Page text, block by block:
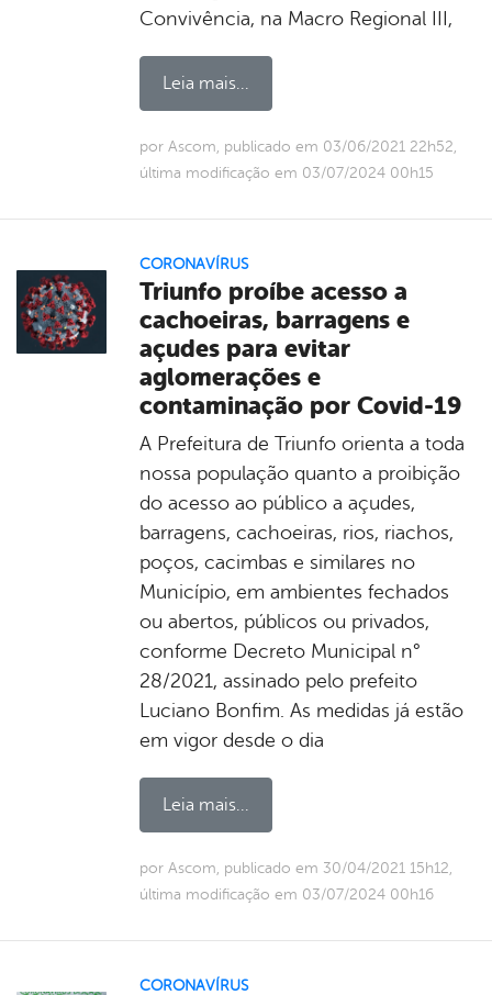
Convivência, na Macro Regional III,
Leia mais...
por Ascom, publicado em 03/06/2021 22h52,
última modificação em 03/07/2024 00h15
CORONAVÍRUS
Triunfo proíbe acesso a
cachoeiras, barragens e
açudes para evitar
aglomerações e
contaminação por Covid-19
A Prefeitura de Triunfo orienta a toda
nossa população quanto a proibição
do acesso ao público a açudes,
barragens, cachoeiras, rios, riachos,
poços, cacimbas e similares no
Município, em ambientes fechados
ou abertos, públicos ou privados,
conforme Decreto Municipal n°
28/2021, assinado pelo prefeito
Luciano Bonfim. As medidas já estão
em vigor desde o dia
Leia mais...
por Ascom, publicado em 30/04/2021 15h12,
última modificação em 03/07/2024 00h16
CORONAVÍRUS